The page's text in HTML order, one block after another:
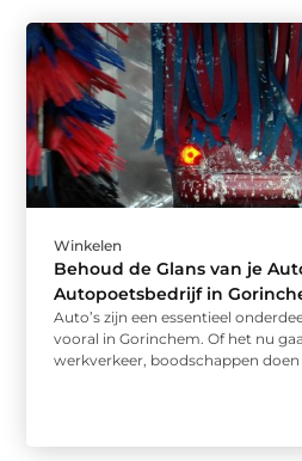
Winkelen
Behoud de Glans van je
Autopoetsbedrijf in
Auto’s zijn een essentieel
vooral in Gorinchem. Of het nu
werkverkeer, boodschappen doen